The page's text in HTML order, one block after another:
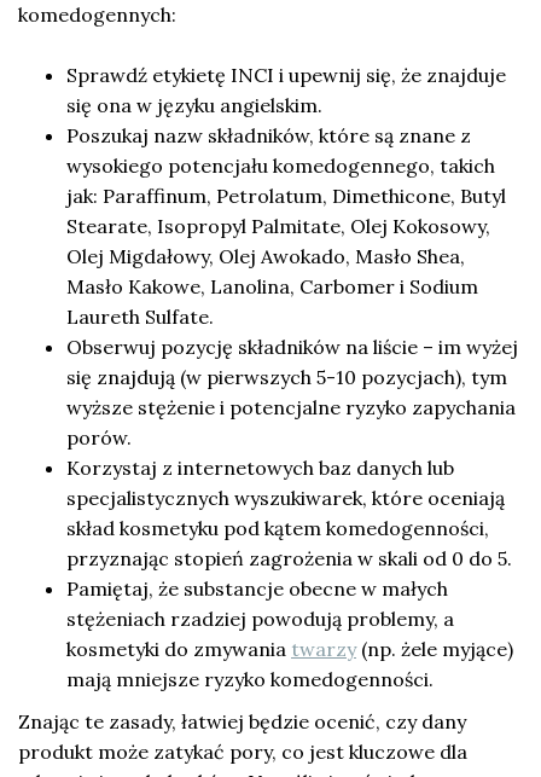
komedogennych:
Sprawdź etykietę INCI i upewnij się, że znajduje
się ona w języku angielskim.
Poszukaj nazw składników, które są znane z
wysokiego potencjału komedogennego, takich
jak: Paraffinum, Petrolatum, Dimethicone, Butyl
Stearate, Isopropyl Palmitate, Olej Kokosowy,
Olej Migdałowy, Olej Awokado, Masło Shea,
Masło Kakowe, Lanolina, Carbomer i Sodium
Laureth Sulfate.
Obserwuj pozycję składników na liście – im wyżej
się znajdują (w pierwszych 5-10 pozycjach), tym
wyższe stężenie i potencjalne ryzyko zapychania
porów.
Korzystaj z internetowych baz danych lub
specjalistycznych wyszukiwarek, które oceniają
skład kosmetyku pod kątem komedogenności,
przyznając stopień zagrożenia w skali od 0 do 5.
Pamiętaj, że substancje obecne w małych
stężeniach rzadziej powodują problemy, a
kosmetyki do zmywania twarzy(np. żele myjące)
mają mniejsze ryzyko komedogenności.
Znając te zasady, łatwiej będzie ocenić, czy dany
produkt może zatykać pory, co jest kluczowe dla